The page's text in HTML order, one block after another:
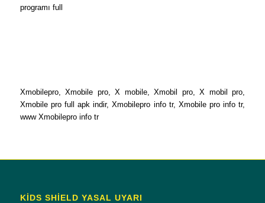
programı full
Xmobilepro, Xmobile pro, X mobile, Xmobil pro, X mobil pro,
Xmobile pro full apk indir, Xmobilepro info tr, Xmobile pro info tr,
www Xmobilepro info tr
KİDS SHİELD YASAL UYARI